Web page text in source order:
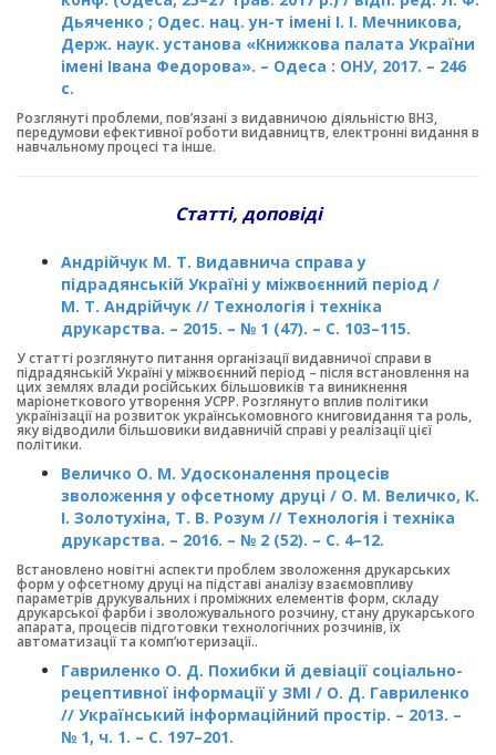
Дьяченко ; Одес. нац. ун-т імені І. І. Мечникова,
Держ. наук. установа «Книжкова палата України
імені Івана Федорова». – Одеса : ОНУ, 2017. – 246
с.
Розглянуті проблеми, пов’язані з видавничою діяльністю ВНЗ,
передумови ефективної роботи видавництв, електронні видання в
навчальному процесі та інше.
Статті, доповіді
Андрійчук М. Т. Видавнича справа у
підрадянській Україні у міжвоєнний період /
М. Т. Андрійчук // Технологія і техніка
друкарства. – 2015. – № 1 (47). – С. 103–115.
У статті розглянуто питання організації видавничої справи в
підрадянській Україні у міжвоєнний період – після встановлення на
цих землях влади російських більшовиків та виникнення
маріонеткового утворення УСРР. Розглянуто вплив політики
українізації на розвиток українськомовного книговидання та роль,
яку відводили більшовики видавничій справі у реалізації цієї
політики.
Величко О. М. Удосконалення процесів
зволоження у офсетному друці / О. М. Величко, К.
І. Золотухіна, Т. В. Розум // Технологія і техніка
друкарства. – 2016. – № 2 (52). – С. 4–12.
Встановлено новітні аспекти проблем зволоження друкарських
форм у офсетному друці на підставі аналізу взаємовпливу
параметрів друкувальних і проміжних елементів форм, складу
друкарської фарби і зволожувального розчину, стану друкарського
апарата, процесів підготовки технологічних розчинів, їх
автоматизації та комп’ютеризації..
Гавриленко О. Д. Похибки й девіації соціально-
рецептивної інформації у ЗМІ / О. Д. Гавриленко
// Український інформаційний простір. – 2013. –
№ 1, ч. 1. – С. 197–201.